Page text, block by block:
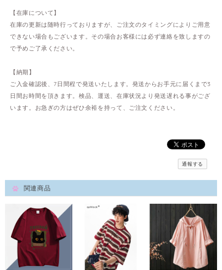
【在庫について】
在庫の更新は随時行っておりますが、ご注文のタイミングによりご用意
できない場合もございます。その場合お客様には必ず連絡を致しますの
で予めご了承ください。
【納期】
ご入金確認後、7日間程で発送いたします。発送からお手元に届くまで3
日間お時間を頂きます。検品、運送、在庫状況より発送遅れる事がござ
います。お急ぎの方はぜひ余裕を持って、ご注文ください。
通報する
関連商品